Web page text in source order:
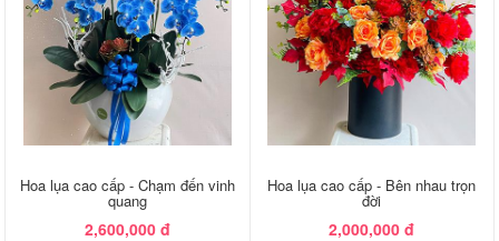
Hoa lụa cao cấp - Chạm đến vinh
quang
2,600,000 đ
Hoa lụa cao cấp - Bên nhau trọn
đời
2,000,000 đ